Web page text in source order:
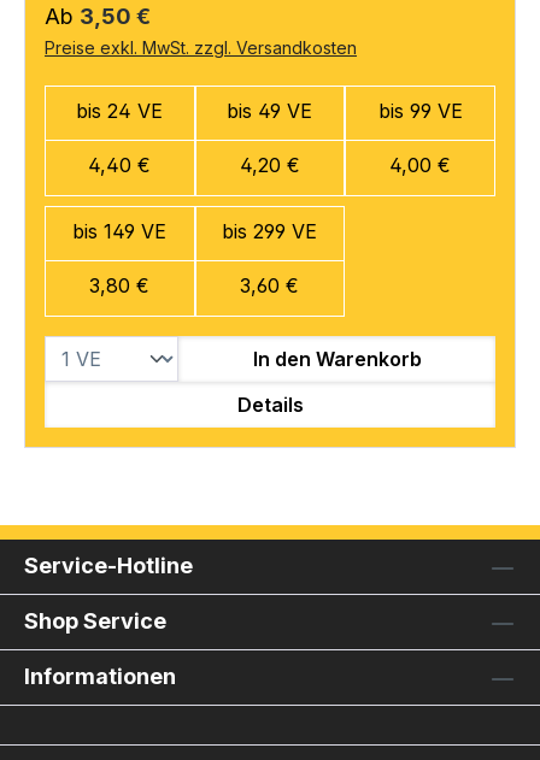
Regulärer Preis:
Ab 3,50 €
Preise exkl. MwSt. zzgl. Versandkosten
bis 24 VE
4,40 €
bis 49 VE
4,20 €
bis 99 VE
4,00 €
bis 149 VE
3,80 €
bis 299 VE
3,60 €
In den Warenkorb
Details
Service-Hotline
Shop Service
Informationen